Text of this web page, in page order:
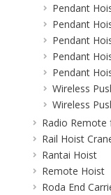
Pendant
Pendant
Pendant
Pendant
Pendant
Wireless
Wireless
Radio Remote
Rail Hoist
Rantai Hoist
Remote Hoist
Roda End